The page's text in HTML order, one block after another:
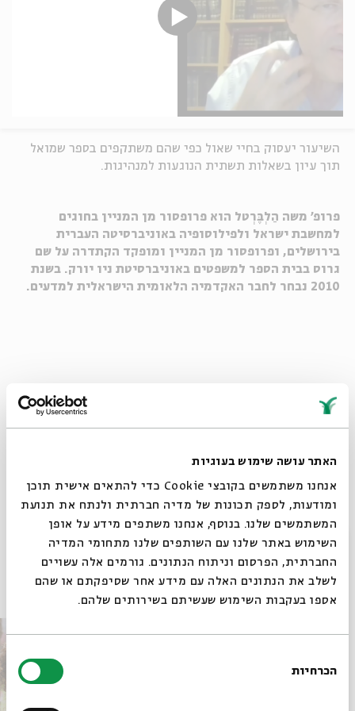
האתר עושה שימוש בעוגיות
אנחנו משתמשים בקובצי Cookie כדי להתאים אישית תוכן
ומודעות, לספק תכונות של מדיה חברתית ולנתח את תנועת
המשתמשים שלנו. בנוסף, אנחנו משתפים מידע על אופן
השימוש באתר שלנו עם השותפים שלנו מתחומי המדיה
החברתית, הפרסום וניתוח הנתונים. גורמים אלה עשויים
לשלב את הנתונים האלה עם מידע אחר שסיפקתם או שהם
אספו בעקבות השימוש שעשיתם בשירותים שלהם.
הסכמה
הכרחיות
השיעור יעסוק בחיי שאול כפי שהם משתקפים בספר שמואל
תוך עיון בשאלות תשתית הנוגעות למנהיגות.
פרופ' משה הַלְבֶּרְטל הוא פרופסור מן המניין בחוגים
למחשבת ישראל ולפילוסופיה באוניברסיטה העברית
בירושלים, ופרופסור מן המניין ומופקד הקתדרה על שם
גרוס בבית הספר למשפטים באוניברסיטת ניו יורק. בשנת
2010 נבחר לחבר האקדמיה הלאומית הישראלית למדעים.
שיתוף
תגיות: אתר בית אבי חי בתוך הבית
מעגל השנה תיקון ליל שבועות הרצאות חג השבועות פרופ' משה הלברטל
שבועות 2020 מגזין תוכן
פרקים נוספים בסדרה
סגור